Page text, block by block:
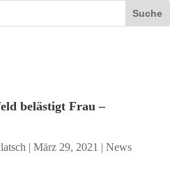
belästigt Frau –
| März 29, 2021 | News